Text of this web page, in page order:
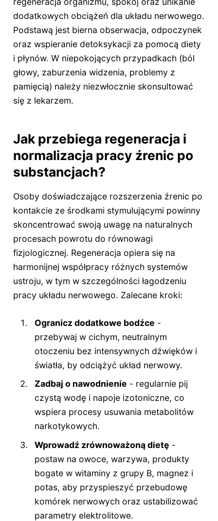
dodatkowych obciążeń dla układu nerwowego.
Podstawą jest bierna obserwacja, odpoczynek
oraz wspieranie detoksykacji za pomocą diety
i płynów. W niepokojących przypadkach (ból
głowy, zaburzenia widzenia, problemy z
pamięcią) należy niezwłocznie skonsultować
się z lekarzem.
Jak przebiega regeneracja i
normalizacja pracy źrenic po
substancjach?
Osoby doświadczające rozszerzenia źrenic po
kontakcie ze środkami stymulującymi powinny
skoncentrować swoją uwagę na naturalnych
procesach powrotu do równowagi
fizjologicznej. Regeneracja opiera się na
harmonijnej współpracy różnych systemów
ustroju, w tym w szczególności łagodzeniu
pracy układu nerwowego. Zalecane kroki:
Ogranicz dodatkowe bodźce -
przebywaj w cichym, neutralnym
otoczeniu bez intensywnych dźwięków i
światła, by odciążyć układ nerwowy.
Zadbaj o nawodnienie - regularnie pij
czystą wodę i napoje izotoniczne, co
wspiera procesy usuwania metabolitów
narkotykowych.
Wprowadź zrównoważoną dietę -
postaw na owoce, warzywa, produkty
bogate w witaminy z grupy B, magnez i
potas, aby przyspieszyć przebudowę
komórek nerwowych oraz ustabilizować
parametry elektrolitowe.